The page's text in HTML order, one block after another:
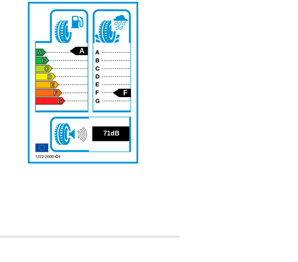
71
A
F
71dB